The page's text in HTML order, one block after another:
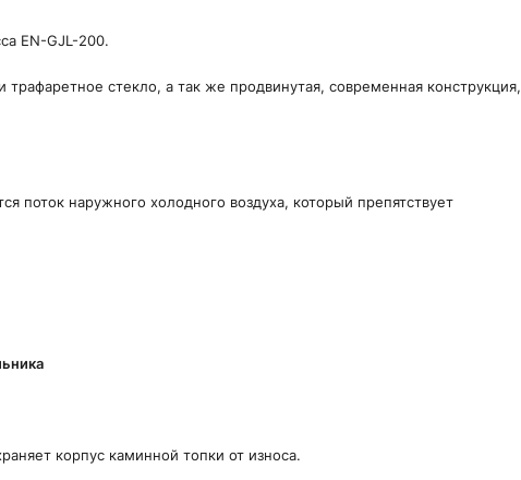
EN-GJL-200.
стекло, а так же продвинутая, современная конструкция,
поток наружного холодного воздуха, который препятствует
корпус каминной топки от износа.